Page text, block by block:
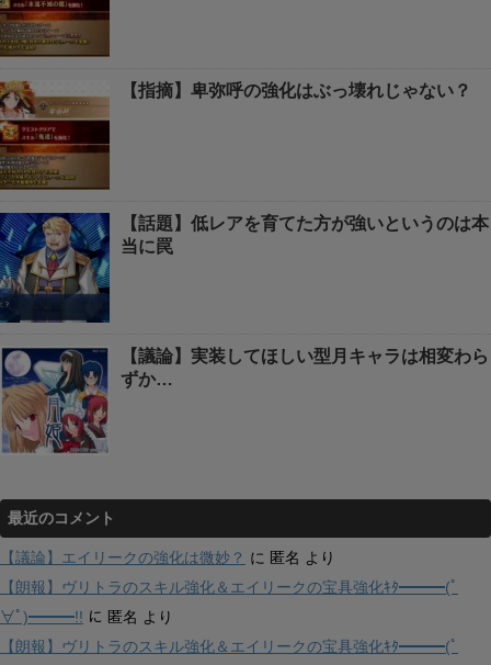
【指摘】卑弥呼の強化はぶっ壊れじゃない？
【話題】低レアを育てた方が強いというのは本
当に罠
【議論】実装してほしい型月キャラは相変わら
ずか…
最近のコメント
【議論】エイリークの強化は微妙？ に 匿名 より
【朗報】ヴリトラのスキル強化＆エイリークの宝具強化ｷﾀ━━━(ﾟ
∀ﾟ)━━━!! に 匿名 より
【朗報】ヴリトラのスキル強化＆エイリークの宝具強化ｷﾀ━━━(ﾟ